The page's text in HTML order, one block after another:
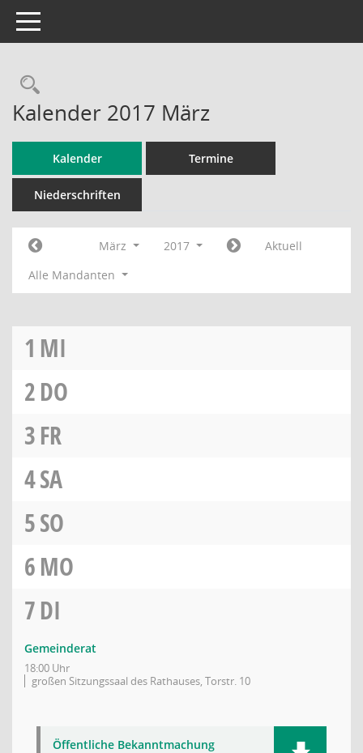
Toggle navigation
Rechercheauswahl
Kalender 2017 März
Kalender Termine
Niederschriften
März 2017
Aktuell
Alle Mandanten
1 MI
2DO
3FR
4SA
5SO
6MO
7DI
Gemeinderat
18:00 Uhr
großen Sitzungssaal des Rathauses, Torstr. 10
Öffentliche Bekanntmachung